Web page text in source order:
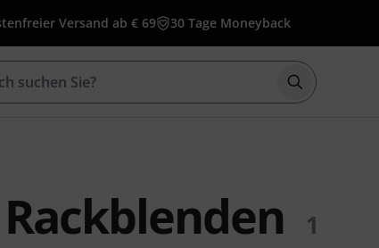
Versand ab € 69 30 Tage Moneyback
Suche mit
1